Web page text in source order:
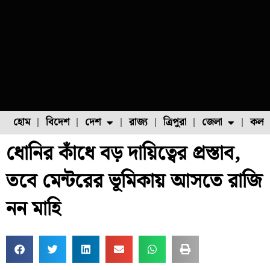
হোম বিদেশ দেশ
ফুল চাষ ফল চাষ মাছ চাষ
রাজ্য ত্রিপুরা জেলা
উত্তর ২৪ পরগনা
ধোনির কাঁধে বড় দায়িত্বের প্রস্তাব,
তবে মেন্টরের ভূমিকায় আসতে রাজি
নন মাহি